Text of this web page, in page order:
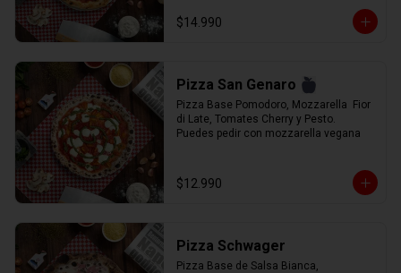
$14.990
Pizza San Genaro
Pizza Base Pomodoro, Mozzarella  Fior
di Late, Tomates Cherry y Pesto.
Puedes pedir con mozzarella vegana
$12.990
Pizza Schwager
Pizza Base de Salsa Bianca,